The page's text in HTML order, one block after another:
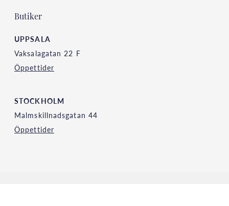
Butiker
UPPSALA
Vaksalagatan 22 F
Öppettider
STOCKHOLM
Malmskillnadsgatan 44
Öppettider